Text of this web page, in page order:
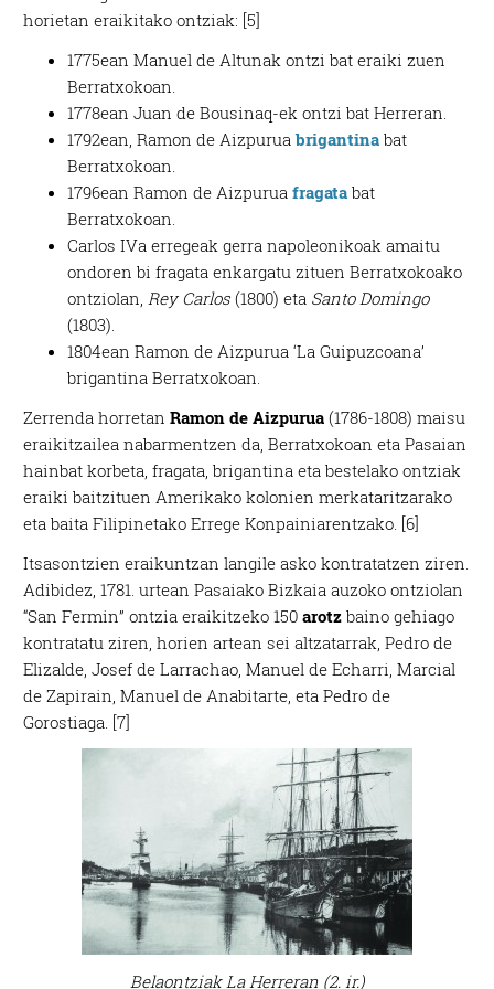
horietan eraikitako ontziak: [5]
1775ean Manuel de Altunak ontzi bat eraiki zuen
Berratxokoan.
1778ean Juan de Bousinaq-ek ontzi bat Herreran.
1792ean, Ramon de Aizpuruabrigantinabat
Berratxokoan.
1796ean Ramon de Aizpuruafragatabat
Berratxokoan.
Carlos IVa erregeak gerra napoleonikoak amaitu
ondoren bi fragata enkargatu zituen Berratxokoako
ontziolan,Rey Carlos (1800) eta Santo Domingo
(1803).
1804ean Ramon de Aizpurua ‘La Guipuzcoana’
brigantina Berratxokoan.
Zerrenda horretanRamon de Aizpurua(1786-1808) maisu
eraikitzailea nabarmentzen da, Berratxokoan eta Pasaian
hainbat korbeta, fragata, brigantina eta bestelako ontziak
eraiki baitzituen Amerikako kolonien merkataritzarako
eta baita Filipinetako Errege Konpainiarentzako. [6]
Itsasontzien eraikuntzan langile asko kontratatzen ziren.
Adibidez, 1781. urtean Pasaiako Bizkaia auzoko ontziolan
“San Fermin” ontzia eraikitzeko 150arotz baino gehiago
kontratatu ziren, horien artean sei altzatarrak, Pedro de
Elizalde, Josef de Larrachao, Manuel de Echarri, Marcial
de Zapirain, Manuel de Anabitarte, eta Pedro de
Gorostiaga. [7]
Belaontziak La Herreran(2. ir.)